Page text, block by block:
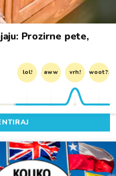
Prozirne pete,
lol! aww vrh! woot?!